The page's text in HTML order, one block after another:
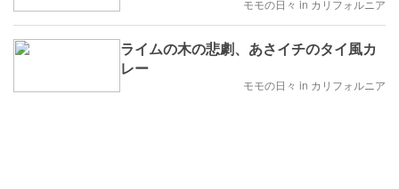
モモの日々 in カリフォルニア
ライムの木の悲劇、あさイチのタイ風カ
レー
モモの日々 in カリフォルニア